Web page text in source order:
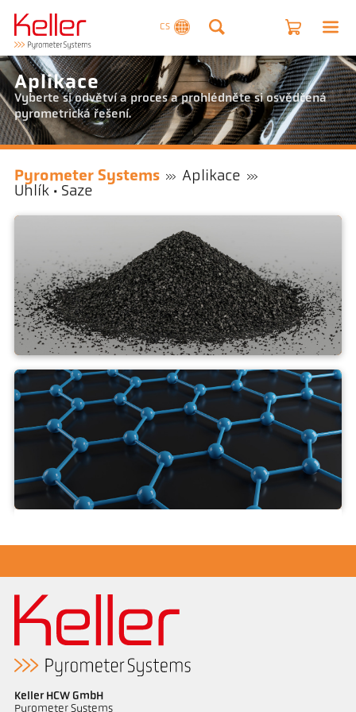
CS
Aplikace
Vyberte si odvětví a proces a prohlédněte si osvědčená
pyrometrická řešení.
Pyrometer Systems
Aplikace
Uhlík · Saze
Saze
Keller HCW GmbH
Pyrometer Systems